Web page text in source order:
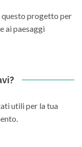
questo progetto per
ai paesaggi
utili per la tua